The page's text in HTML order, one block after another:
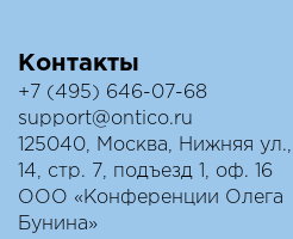
Контакты
+7 (495) 646-07-68
support@ontico.ru
125040, Москва, Нижняя
14, стр. 7, подъезд 1, оф. 16
ООО «Конференции Олега
Бунина»